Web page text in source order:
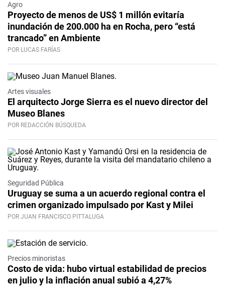
Agro
Proyecto de menos de US$ 1 millón evitaría
inundación de 200.000 ha en Rocha, pero “está
trancado” en Ambiente
POR LUCAS FARÍAS
Artes visuales
El arquitecto Jorge Sierra es el nuevo director del
Museo Blanes
POR REDACCIÓN BÚSQUEDA
Seguridad Pública
Uruguay se suma a un acuerdo regional contra el
crimen organizado impulsado por Kast y Milei
POR JUAN FRANCISCO PITTALUGA
Precios minoristas
Costo de vida: hubo virtual estabilidad de precios
en julio y la inflación anual subió a 4,27%